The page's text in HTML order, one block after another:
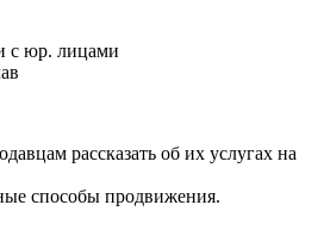
с юр. лицами
рассказать об их услугах на
способы продвижения.